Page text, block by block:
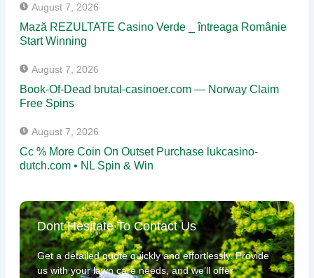
August 7, 2026
Mază REZULTATE Casino Verde _ întreaga Românie
Start Winning
August 7, 2026
Book-Of-Dead brutal-casinoer.com — Norway Claim
Free Spins
August 7, 2026
Cc % More Coin On Outset Purchase lukcasino-
dutch.com • NL Spin & Win
Dont Hesitate To Contact Us
Get a detailed quote quickly and effortlessly. Provide
us with your lawn care needs, and we’ll offer